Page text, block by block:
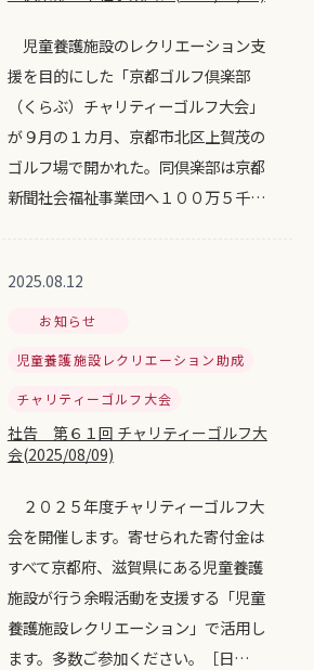
児童養護施設のレクリエーション支
援を目的にした「京都ゴルフ倶楽部
（くらぶ）チャリティーゴルフ大会」
が９月の１カ月、京都市北区上賀茂の
ゴルフ場で開かれた。同倶楽部は京都
新聞社会福祉事業団へ１００万５千…
2025.08.12
お知らせ
児童養護施設レクリエーション助成
チャリティーゴルフ大会
社告 第６１回 チャリティーゴルフ大
会(2025/08/09)
２０２５年度チャリティーゴルフ大
会を開催します。寄せられた寄付金は
すべて京都府、滋賀県にある児童養護
施設が行う余暇活動を支援する「児童
養護施設レクリエーション」で活用し
ます。多数ご参加ください。［日…